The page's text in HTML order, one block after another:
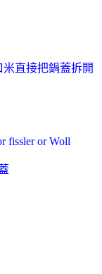
直接把鍋蓋拆開
fissler or Woll